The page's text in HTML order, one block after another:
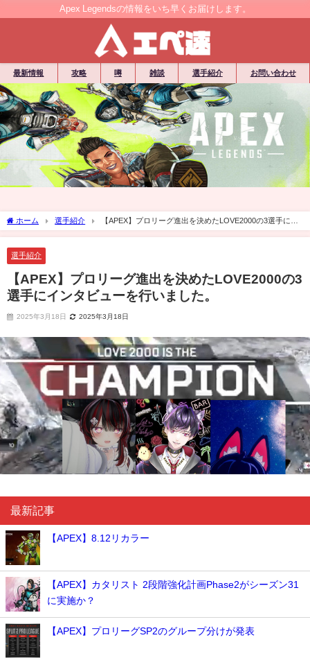
Apex Legendsの情報をいち早くお届けします。
最新情報 攻略 噂 雑談 選手紹介 お問い合わせ
ホーム 選手紹介
【APEX】プロリーグ進出を決めたLOVE2000の3選手にイ
ンタビューを行いました。
選手紹介
【APEX】プロリーグ進出を決めたLOVE2000の3
選手にインタビューを行いました。
2025年3月18日 2025年3月18日
最新記事
【APEX】8.12リカラー
【APEX】カタリスト 2段階強化計画Phase2がシーズン31
に実施か？
【APEX】プロリーグSP2のグループ分けが発表